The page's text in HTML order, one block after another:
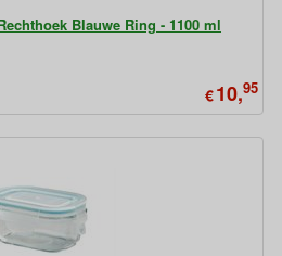
Blauwe Ring - 1100 ml
€10,95